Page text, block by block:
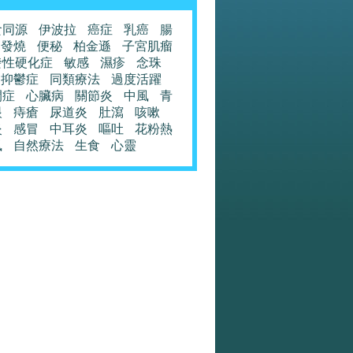
源 伊波拉 癌症 乳癌
腸
發燒
便秘 柏金遜
子宮肌瘤
硬化症
敏感 濕疹
念珠
抑鬱症
同類療法
過度活躍
心臟病 關節炎 中風
青
痔瘡 尿道炎 肚瀉
咳嗽
感冒 中耳炎 嘔吐
花粉熱
自然療法 生食 心靈